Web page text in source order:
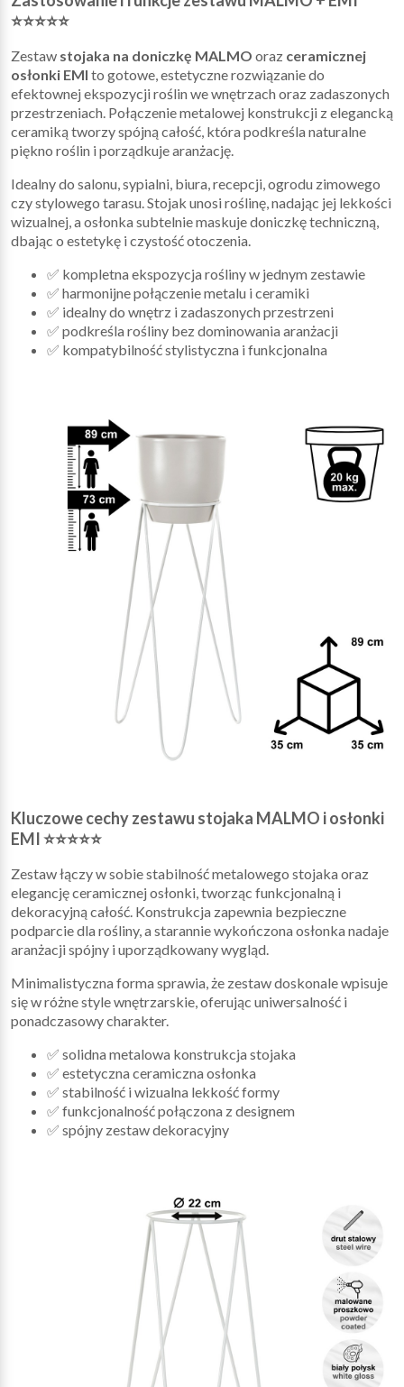
⭐⭐⭐⭐⭐
Zestaw stojaka na doniczkę MALMO oraz ceramicznej
osłonki EMI to gotowe, estetyczne rozwiązanie do
efektownej ekspozycji roślin we wnętrzach oraz zadaszonych
przestrzeniach. Połączenie metalowej konstrukcji z elegancką
ceramiką tworzy spójną całość, która podkreśla naturalne
piękno roślin i porządkuje aranżację.
Idealny do salonu, sypialni, biura, recepcji, ogrodu zimowego
czy stylowego tarasu. Stojak unosi roślinę, nadając jej lekkości
wizualnej, a osłonka subtelnie maskuje doniczkę techniczną,
dbając o estetykę i czystość otoczenia.
✅ kompletna ekspozycja rośliny w jednym zestawie
✅ harmonijne połączenie metalu i ceramiki
✅ idealny do wnętrz i zadaszonych przestrzeni
✅ podkreśla rośliny bez dominowania aranżacji
✅ kompatybilność stylistyczna i funkcjonalna
Kluczowe cechy zestawu stojaka MALMO i osłonki
EMI ⭐⭐⭐⭐⭐
Zestaw łączy w sobie stabilność metalowego stojaka oraz
elegancję ceramicznej osłonki, tworząc funkcjonalną i
dekoracyjną całość. Konstrukcja zapewnia bezpieczne
podparcie dla rośliny, a starannie wykończona osłonka nadaje
aranżacji spójny i uporządkowany wygląd.
Minimalistyczna forma sprawia, że zestaw doskonale wpisuje
się w różne style wnętrzarskie, oferując uniwersalność i
ponadczasowy charakter.
✅ solidna metalowa konstrukcja stojaka
✅ estetyczna ceramiczna osłonka
✅ stabilność i wizualna lekkość formy
✅ funkcjonalność połączona z designem
✅ spójny zestaw dekoracyjny